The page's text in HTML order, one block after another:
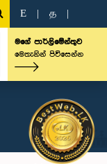
E த
මගේ පාර්ලිමේන්තුව
මෙතැනින් පිවිසෙන්න